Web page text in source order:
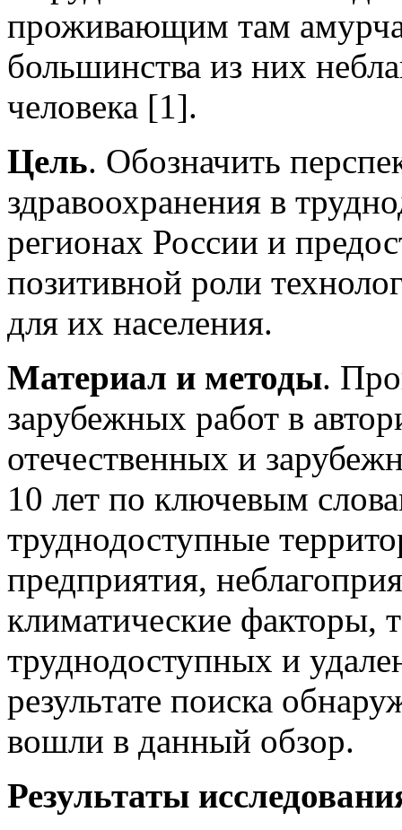
проживающим там
большинства из них
человека [1].
Цель. Обозначить
здравоохранения в
регионах России и
позитивной роли
для их населения.
Материал и методы.
зарубежных работ в
отечественных и
10 лет по ключевым
труднодоступные
предприятия,
климатические факторы,
труднодоступных и
результате поиска
вошли в данный обзор.
Результаты